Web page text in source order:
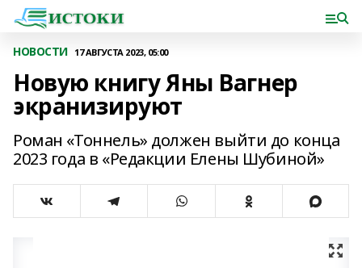
НОВОСТИ 17 АВГУСТА 2023, 05:00
Новую книгу Яны Вагнер
экранизируют
Роман «Тоннель» должен выйти до конца
2023 года в «Редакции Елены Шубиной»